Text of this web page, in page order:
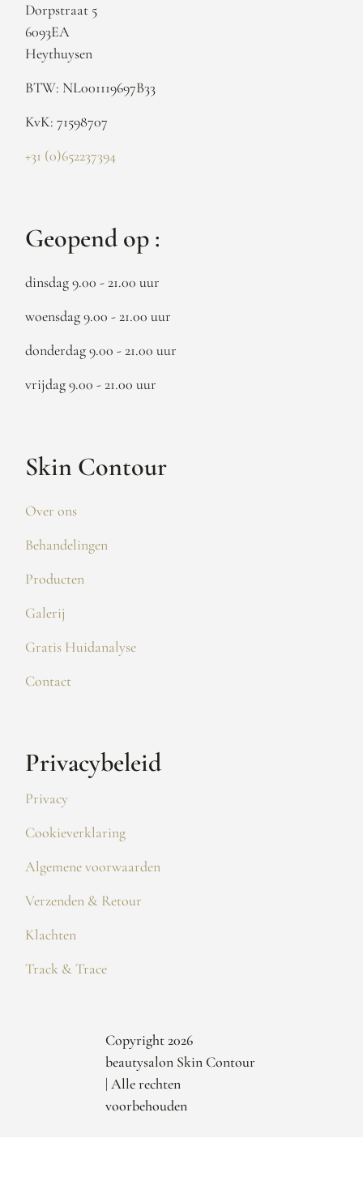
Dorpstraat 5
6093EA
Heythuysen
BTW: NL001119697B33
KvK: 71598707
+31 (0)652237394
Geopend op :
dinsdag 9.00 - 21.00 uur
woensdag 9.00 - 21.00 uur
donderdag 9.00 - 21.00 uur
vrijdag 9.00 - 21.00 uur
Skin Contour
Over ons
Behandelingen
Producten
Galerij
Gratis Huidanalyse
Contact
Privacybeleid
Privacy
Cookieverklaring
Algemene voorwaarden
Verzenden & Retour
Klachten
Track & Trace
Copyright 2026
beautysalon Skin Contour
| Alle rechten
voorbehouden